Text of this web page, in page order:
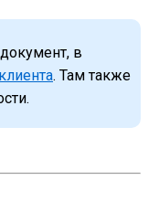
в
. Там также